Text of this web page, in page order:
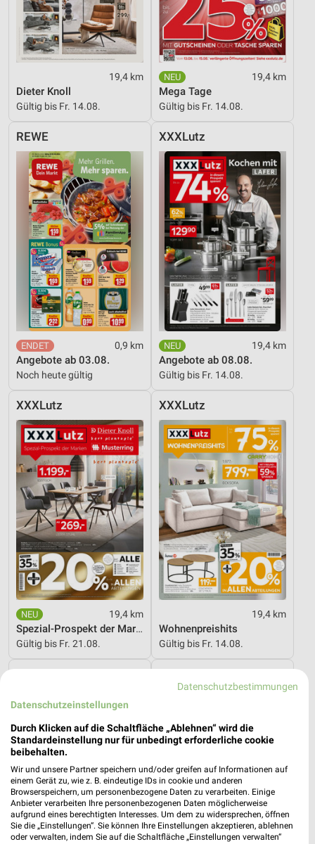
19,4 km
Dieter Knoll
Gültig bis Fr. 14.08.
19,4 km
Mega Tage
Gültig bis Fr. 14.08.
REWE
0,9 km
Angebote ab 03.08.
Noch heute gültig
XXXLutz
19,4 km
Angebote ab 08.08.
Gültig bis Fr. 14.08.
XXXLutz
19,4 km
Spezial-Prospekt der Marken
Gültig bis Fr. 21.08.
XXXLutz
19,4 km
Wohnenpreishits
Gültig bis Fr. 14.08.
Datenschutzbestimmungen
Datenschutzeinstellungen
Durch Klicken auf die Schaltfläche „Ablehnen“ wird die
Standardeinstellung nur für unbedingt erforderliche cookie
beibehalten.
Wir und unsere Partner speichern und/oder greifen auf Informationen auf
einem Gerät zu, wie z. B. eindeutige IDs in cookie und anderen
Browserspeichern, um personenbezogene Daten zu verarbeiten. Einige
Anbieter verarbeiten Ihre personenbezogenen Daten möglicherweise
aufgrund eines berechtigten Interesses. Um dem zu widersprechen, öffnen
Sie die „Einstellungen“. Sie können Ihre Einstellungen akzeptieren, ablehnen
oder verwalten, indem Sie auf die Schaltfläche „Einstellungen verwalten“